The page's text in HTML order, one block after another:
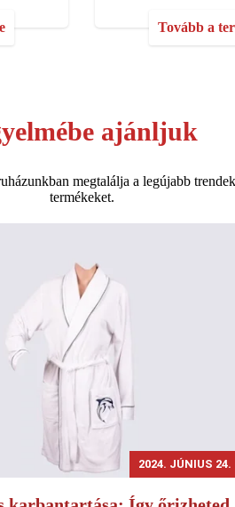
Tovább a
ajánljuk
megtalálja a legújabb
termékeket.
2024. JÚNIUS 24.